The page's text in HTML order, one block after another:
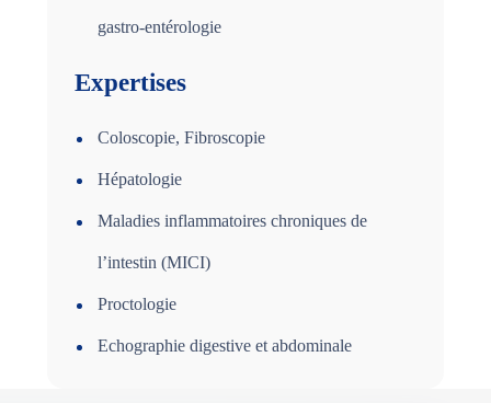
gastro-entérologie
Expertises
Coloscopie, Fibroscopie
Hépatologie
Maladies inflammatoires chroniques de
l’intestin (MICI)
Proctologie
Echographie digestive et abdominale